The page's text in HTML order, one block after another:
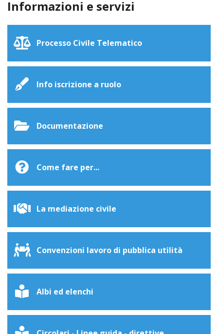
Informazioni e servizi
Processo Civile Telematico
Info iscrizione a ruolo
Documentazione
Come fare per...
La mediazione civile
Convenzioni lavoro di pubblica utilità
Albi ed elenchi